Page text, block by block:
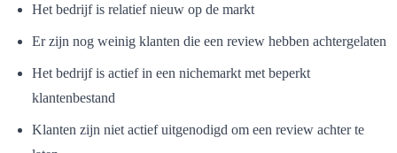
Het bedrijf is relatief nieuw op de markt
Er zijn nog weinig klanten die een review hebben achtergelaten
Het bedrijf is actief in een nichemarkt met beperkt
klantenbestand
Klanten zijn niet actief uitgenodigd om een review achter te